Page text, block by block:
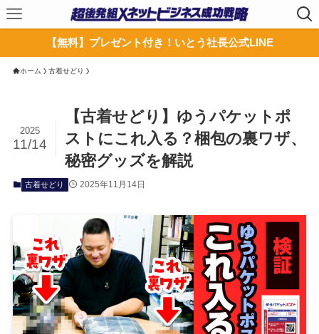
【無料】プレゼント付き！いとう社長公式LINE
ホーム 古着せどり
【古着せどり】ゆうパケットポ
ストにこれ入る？梱包の裏ワザ、
秘密グッズを解説
2025
11/14
古着せどり 2025年11月14日